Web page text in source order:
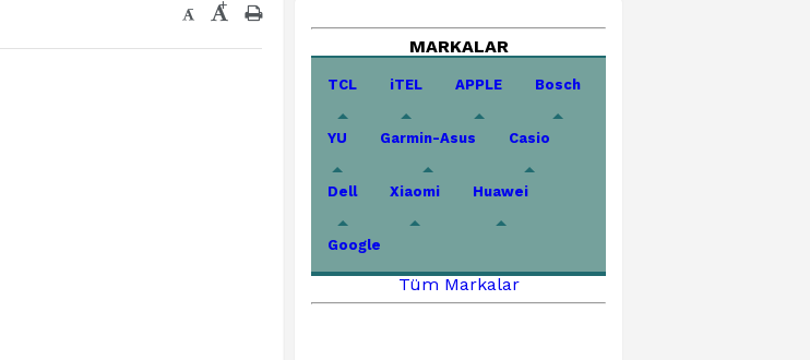
- +
MARKALAR
TCL iTEL APPLE Bosch
YU Garmin-Asus Casio
Dell Xiaomi Huawei
Google
Tüm Markalar